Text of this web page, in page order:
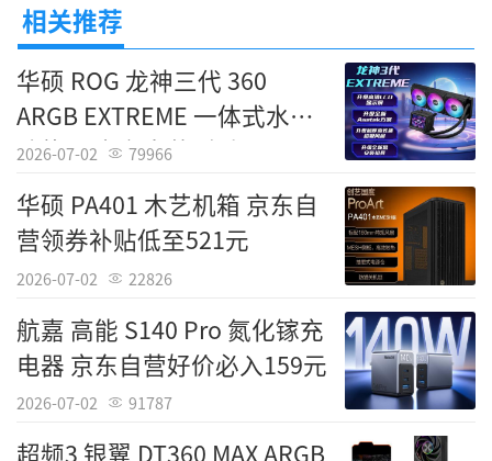
款机箱在M-ATX机箱细分市场中极具价格竞争
力。结合98.91元的今日特惠价，这款机箱是追
求高性价比、基础侧透与良好散热的DIY玩家的
福音。
先马 平头哥M2 Lite M-ATX机箱 亚克力侧
透 支持240水冷 多风扇位 高性价比
[经销商] 京东自营
[产品售价] 98.91元
相关推荐
华硕 ROG 龙神三代 360
ARGB EXTREME 一体式水冷
散热器 京东自营到手价2399
元
2026-07-02 79966
华硕 PA401 木艺机箱 京东自
营领券补贴低至521元
2026-07-02 22826
航嘉 高能 S140 Pro 氮化镓充
电器 京东自营好价必入159元
2026-07-02 91787
超频3 银翼 DT360 MAX ARGB